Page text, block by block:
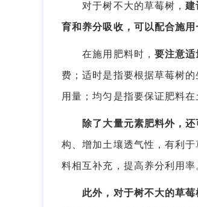
对于树不大的草莓树，建
育和养分吸收，可以配合施
在施用肥料时， 要注意适
费；适时是指要根据草莓树
用量；均匀是指要保证肥料
除了大量元素肥料外，
构、增加土壤透气性，有利
料相互补充，提高养分利用率
此外，对于树不大的草